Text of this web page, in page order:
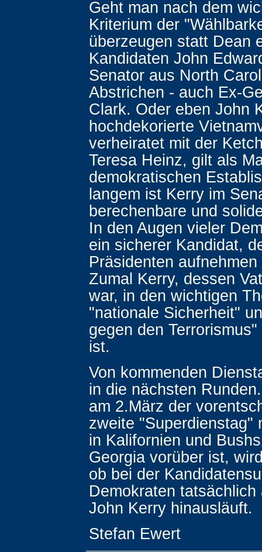
Geht man nach dem
Kriterium der
überzeugen statt Dean
Kandidaten John
Senator aus North
Abstrichen - auch Ex-
Clark. Oder eben John
hochdekorierte
verheiratet mit der
Teresa Heinz, gilt als
demokratischen
langem ist Kerry im
berechenbare und
In den Augen vieler
ein sicherer Kandidat,
Präsidenten
Zumal Kerry, dessen
war, in den wichtigen
"nationale Sicherheit"
gegen den
ist.
Von kommenden
in die nächsten
am 2.März der
zweite "Superdienstag"
in Kalifornien und
Georgia vorüber ist,
ob bei der
Demokraten tatsächlich
John Kerry hinausläuft.
Stefan Ewert